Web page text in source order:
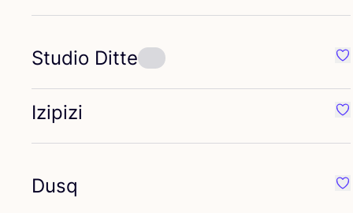
Studio Ditte
Izipizi
Dusq